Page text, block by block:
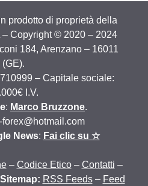
prodotto di proprietà della
– Copyright © 2020 – 2024
184, Arenzano – 16011
(GE).
– Capitale sociale:
I.V.
: Marco Bruzzone.
forex@hotmail.com
News: Fai clic su ☆
– Codice Etico– Contatti –
Sitemap: RSS Feeds– Feed